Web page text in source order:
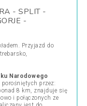
- SPLIT -
-
Przyjazd do
Narodowego
przez:
8 km, znajduje się
i połączonych ze